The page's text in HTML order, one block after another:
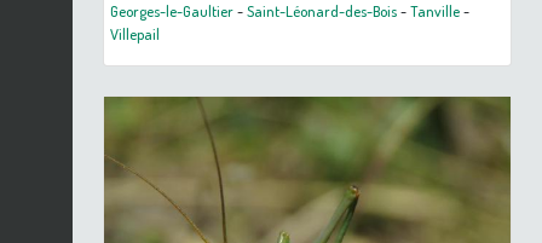
Georges-le-Gaultier-Saint-Léonard-des-Bois-Tanville-
Villepail